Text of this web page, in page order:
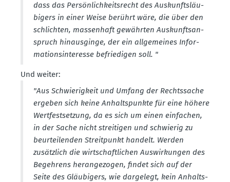
dass das Persön­lich­keits­recht des Auskunfts­läu­
bigers in einer Weise berührt wäre, die über den
schlichten, massenhaft gewährten Auskunfts­an­
spruch hinaus­ginge, der ein allge­meines Infor­
ma­ti­ons­in­teresse befrie­digen soll. "
Und weiter:
"Aus Schwie­rigkeit und Umfang der Rechts­sache
ergeben sich keine Anhalts­punkte für eine höhere
Wertfest­setzung, da es sich um einen einfachen,
in der Sache nicht strei­tigen und schwierig zu
beurtei­lenden Streit­punkt handelt. Werden
zusätzlich die wirtschaft­lichen Auswir­kungen des
Begehrens heran­ge­zogen, findet sich auf der
Seite des Gläubigers, wie dargelegt, kein Anhalts­